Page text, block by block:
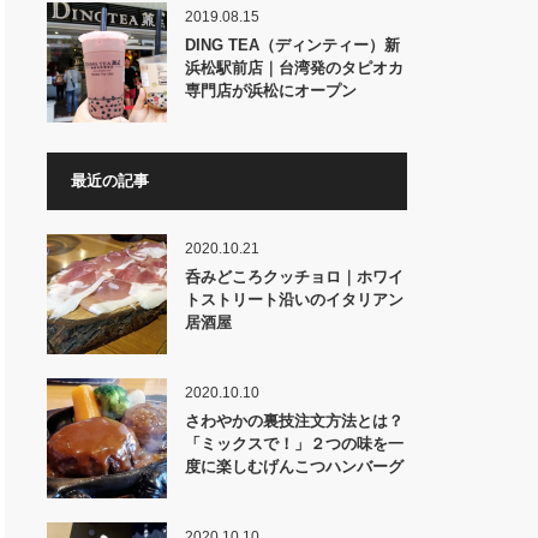
2019.08.15
DING TEA（ディンティー）新
浜松駅前店｜台湾発のタピオカ
専門店が浜松にオープン
最近の記事
2020.10.21
呑みどころクッチョロ｜ホワイ
トストリート沿いのイタリアン
居酒屋
2020.10.10
さわやかの裏技注文方法とは？
「ミックスで！」２つの味を一
度に楽しむげんこつハンバーグ